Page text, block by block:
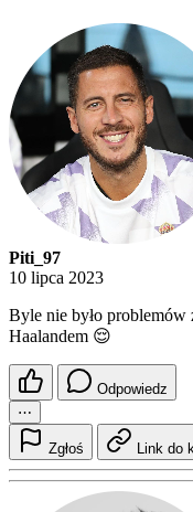
Piti_97
10 lipca 2023
Byle nie było problemów
Haalandem 😌
Odpowiedz
⋯
Zgłoś Link do